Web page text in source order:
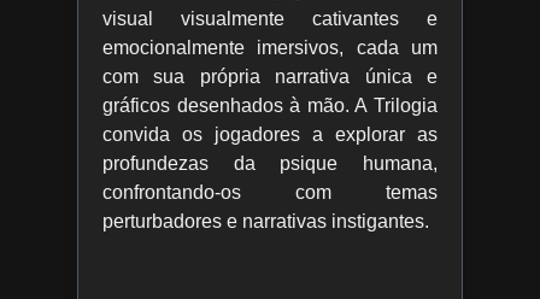
visual visualmente cativantes e
emocionalmente imersivos, cada um
com sua própria narrativa única e
gráficos desenhados à mão. A Trilogia
convida os jogadores a explorar as
profundezas da psique humana,
confrontando-os com temas
perturbadores e narrativas instigantes.